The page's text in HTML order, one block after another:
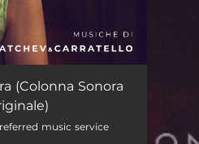
02:35
(Colonna Sonora
music service